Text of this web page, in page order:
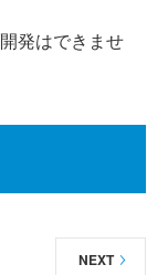
発はできませ
NEXT